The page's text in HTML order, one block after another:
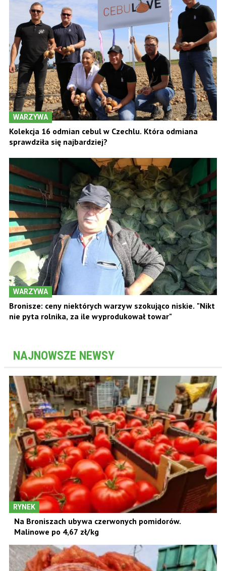
WARZYWA
Kolekcja 16 odmian cebul w Czechlu. Która odmiana
sprawdziła się najbardziej?
WARZYWA
Bronisze: ceny niektórych warzyw szokująco niskie. "Nikt
nie pyta rolnika, za ile wyprodukował towar"
NAJNOWSZE NEWSY
RYNEK
Na Broniszach ubywa czerwonych pomidorów.
Malinowe po 4,67 zł/kg